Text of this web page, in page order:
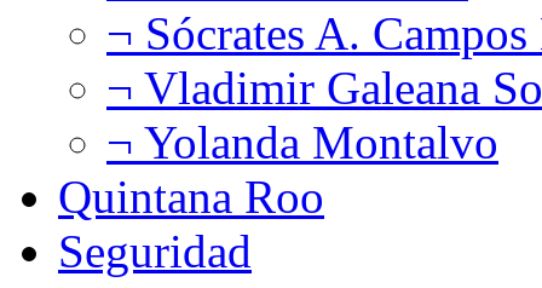
¬ Sócrates A.
¬ Vladimir Galeana
¬ Yolanda Montalvo
Quintana Roo
Seguridad